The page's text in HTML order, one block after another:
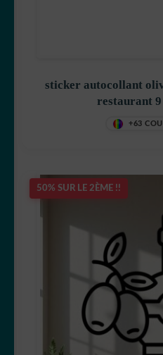
sticker autocollant
restaurant
+63
50% SUR LE 2ÈME !!